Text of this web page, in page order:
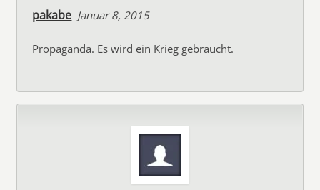
pakabe Januar 8, 2015
Propaganda. Es wird ein Krieg gebraucht.